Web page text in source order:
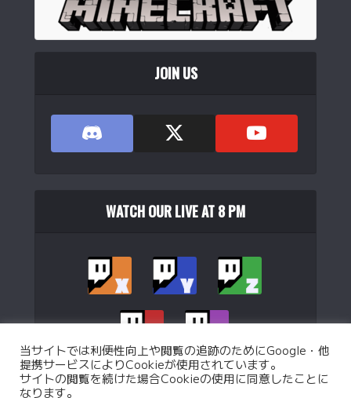
JOIN US
WATCH OUR LIVE AT 8 PM
当サイトでは利便性向上や閲覧の追跡のためにGoogle・他
提携サービスによりCookieが使用されています。
サイトの閲覧を続けた場合Cookieの使用に同意したことに
なります。